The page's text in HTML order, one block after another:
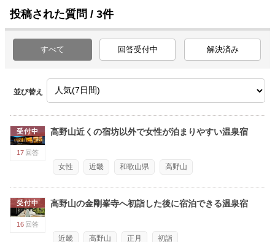
投稿された質問 / 3件
すべて 回答受付中 解決済み
並び替え
受付中
17 回答
高野山近くの宿坊以外で女性が泊まりやすい温泉宿
女性 近畿 和歌山県 高野山
受付中
16 回答
高野山の金剛峯寺へ初詣した後に宿泊できる温泉宿
近畿 高野山 正月 初詣